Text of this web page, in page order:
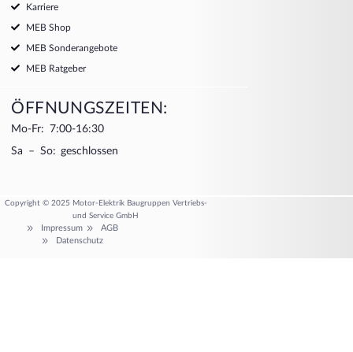
Karriere
MEB Shop
MEB Sonderangebote
MEB Ratgeber
ÖFFNUNGSZEITEN:
Mo-Fr: 7:00-16:30
Sa – So: geschlossen
Copyright © 2025 Motor-Elektrik Baugruppen Vertriebs-
und Service GmbH
Impressum
AGB
Datenschutz